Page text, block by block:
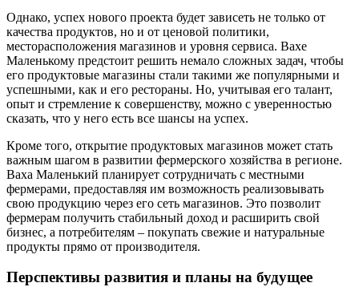
Однако, успех нового проекта будет зависеть не только от
качества продуктов, но и от ценовой политики,
месторасположения магазинов и уровня сервиса. Вахе
Маленькому предстоит решить немало сложных задач, чтобы
его продуктовые магазины стали такими же популярными и
успешными, как и его рестораны. Но, учитывая его талант,
опыт и стремление к совершенству, можно с уверенностью
сказать, что у него есть все шансы на успех.
Кроме того, открытие продуктовых магазинов может стать
важным шагом в развитии фермерского хозяйства в регионе.
Ваха Маленький планирует сотрудничать с местными
фермерами, предоставляя им возможность реализовывать
свою продукцию через его сеть магазинов. Это позволит
фермерам получить стабильный доход и расширить свой
бизнес, а потребителям – покупать свежие и натуральные
продукты прямо от производителя.
Перспективы развития и планы на будущее